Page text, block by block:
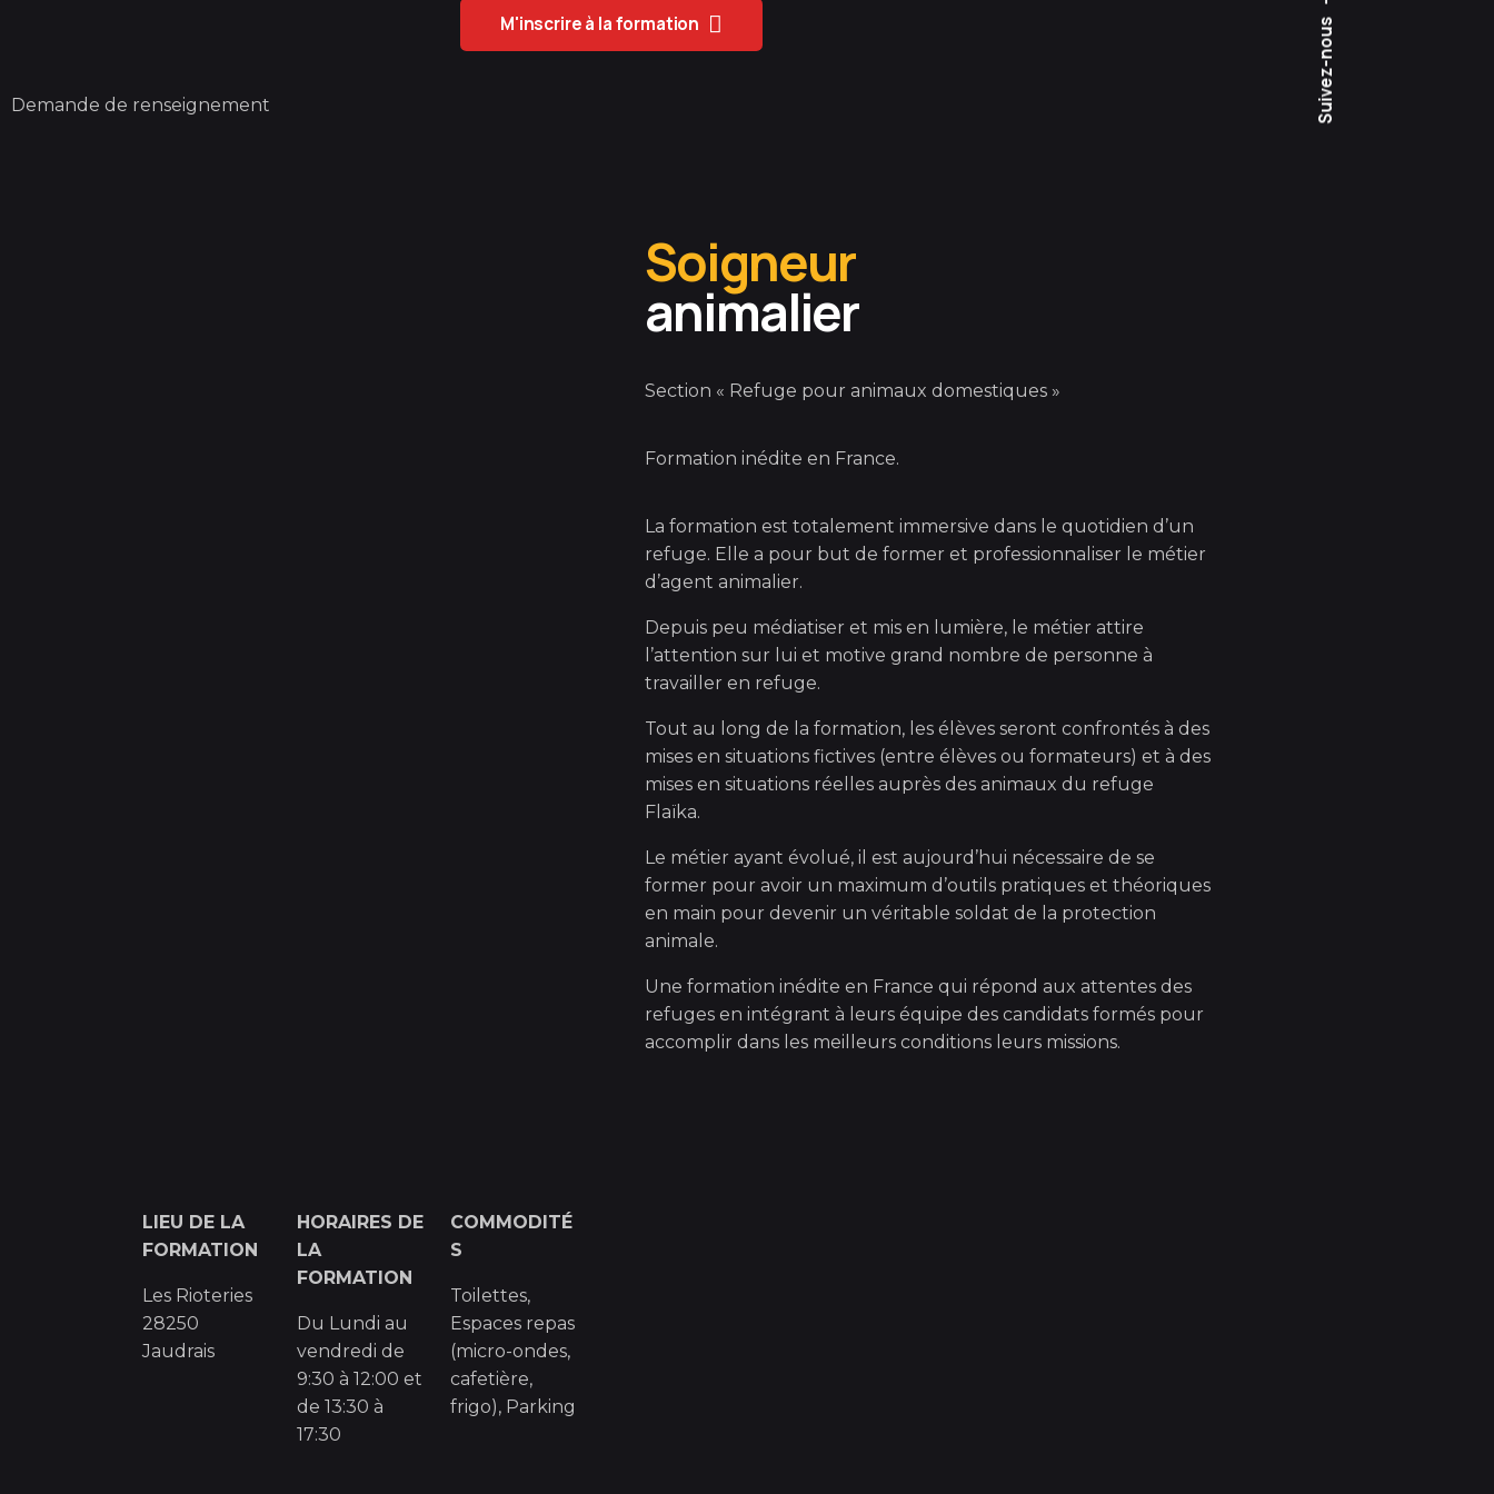
Suivez-nous
M'inscrire à la formation
Demande de renseignement
Soigneur
animalier
Section « Refuge pour animaux domestiques »
Formation inédite en France.
La formation est totalement immersive dans le quotidien d’un
refuge. Elle a pour but de former et professionnaliser le métier
d’agent animalier.
Depuis peu médiatiser et mis en lumière, le métier attire
l’attention sur lui et motive grand nombre de personne à
travailler en refuge.
Tout au long de la formation, les élèves seront confrontés à des
mises en situations fictives (entre élèves ou formateurs) et à des
mises en situations réelles auprès des animaux du refuge
Flaïka.
Le métier ayant évolué, il est aujourd’hui nécessaire de se
former pour avoir un maximum d’outils pratiques et théoriques
en main pour devenir un véritable soldat de la protection
animale.
Une formation inédite en France qui répond aux attentes des
refuges en intégrant à leurs équipe des candidats formés pour
accomplir dans les meilleurs conditions leurs missions.
LIEU DE LA
FORMATION
Les Rioteries
28250
Jaudrais
HORAIRES DE
LA
FORMATION
Du Lundi au
vendredi de
9:30 à 12:00 et
de 13:30 à
17:30
COMMODITÉ
S
Toilettes,
Espaces repas
(micro-ondes,
cafetière,
frigo), Parking